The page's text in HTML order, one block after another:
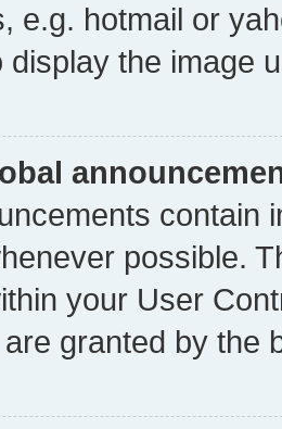
e.g. hotmail or
display the image
contain
possible.
your User
granted by the